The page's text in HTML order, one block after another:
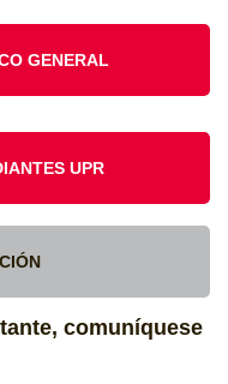
GENERAL
UPR
comuníquese